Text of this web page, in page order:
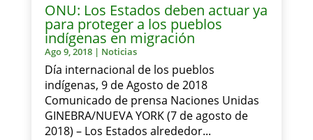
ONU: Los Estados deben actuar ya
para proteger a los pueblos
indígenas en migración
Ago 9, 2018| Noticias
Día internacional de los pueblos
indígenas, 9 de Agosto de 2018
Comunicado de prensa Naciones Unidas
GINEBRA/NUEVA YORK (7 de agosto de
2018) – Los Estados alrededor...